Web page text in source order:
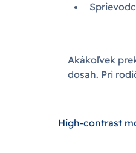
Akákoľvek
dosah. Pri
High-contrast